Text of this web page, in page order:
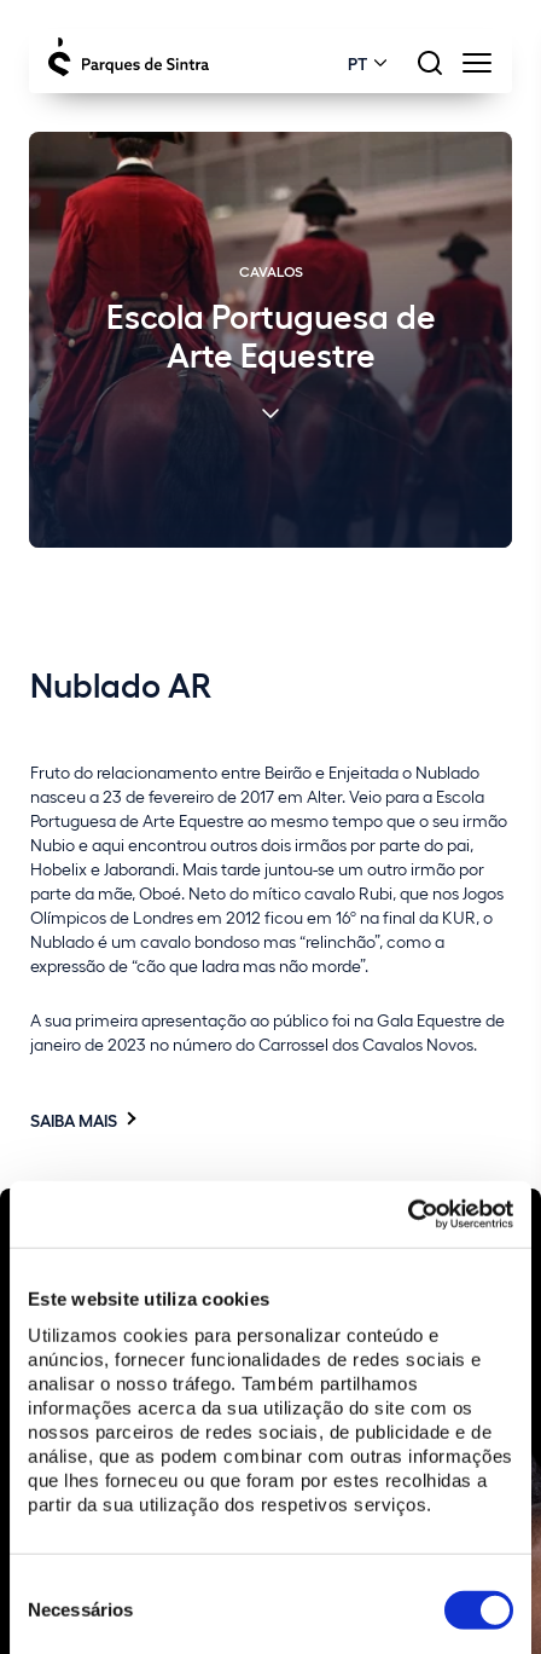
Este website utiliza cookies
Utilizamos cookies para personalizar conteúdo e
anúncios, fornecer funcionalidades de redes sociais e
analisar o nosso tráfego. Também partilhamos
informações acerca da sua utilização do site com os
nossos parceiros de redes sociais, de publicidade e de
análise, que as podem combinar com outras informações
que lhes forneceu ou que foram por estes recolhidas a
partir da sua utilização dos respetivos serviços.
Necessários
PT
CAVALOS
Escola Portuguesa de
Arte Equestre
Nublado AR
Fruto do relacionamento entre Beirão e Enjeitada o Nublado
nasceu a 23 de fevereiro de 2017 em Alter. Veio para a Escola
Portuguesa de Arte Equestre ao mesmo tempo que o seu irmão
Nubio e aqui encontrou outros dois irmãos por parte do pai,
Hobelix e Jaborandi. Mais tarde juntou-se um outro irmão por
parte da mãe, Oboé. Neto do mítico cavalo Rubi, que nos Jogos
Olímpicos de Londres em 2012 ficou em 16º na final da KUR, o
Nublado é um cavalo bondoso mas “relinchão”, como a
expressão de “cão que ladra mas não morde”.
A sua primeira apresentação ao público foi na Gala Equestre de
janeiro de 2023 no número do Carrossel dos Cavalos Novos.
SAIBA MAIS